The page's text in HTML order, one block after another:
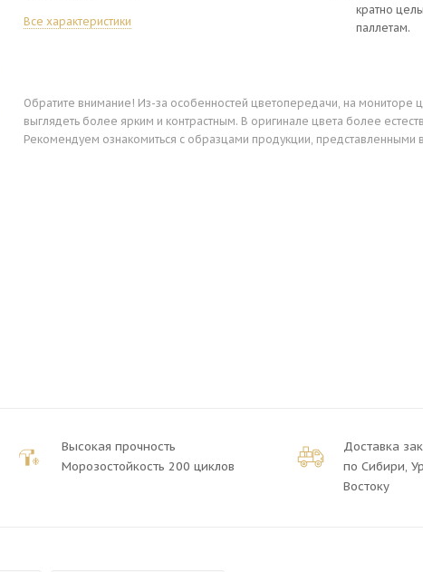
Все характеристики
кратно
паллетам.
Обратите внимание! Из-за особенностей цветопередачи, на мониторе
выглядеть более ярким и контрастным. В оригинале цвета более
Рекомендуем ознакомиться с образцами продукции, представленными
Высокая прочность
Морозостойкость 200 циклов
Доставка
по Сибири,
Востоку